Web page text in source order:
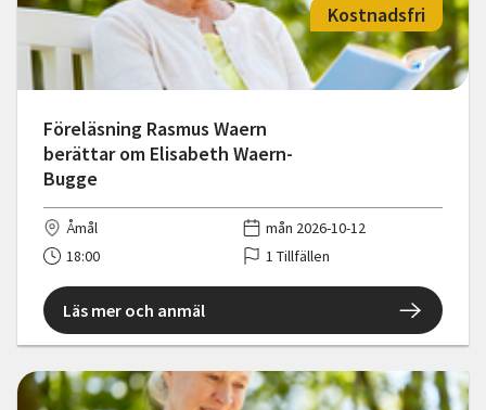
Föreläsning Rasmus Waern
berättar om Elisabeth Waern-
Bugge
Kostnadsfri
Åmål
mån 2026-10-12
18:00
1 Tillfällen
Läs mer och anmäl